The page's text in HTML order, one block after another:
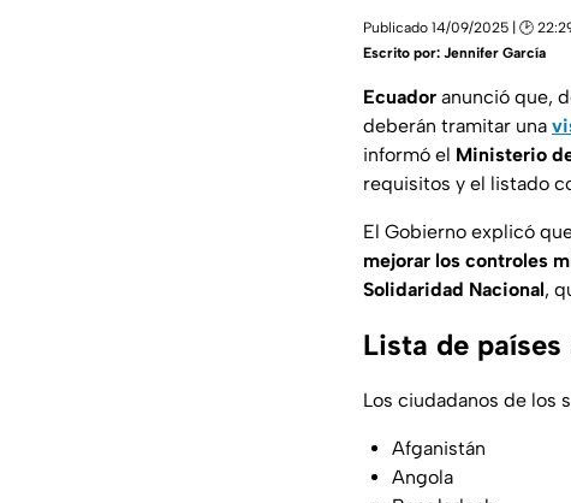
Publicado 14/09/2025 | 🕑
Escrito por: Jennifer García
Ecuador anunció que,
deberán tramitar una
informó el Ministerio
requisitos y el listado
El Gobierno explicó
mejorar los controles
Solidaridad Nacional,
Lista de
Los ciudadanos de los
Afganistán
Angola